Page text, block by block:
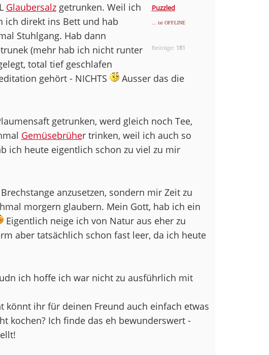
Puzzled
... ist OFFLINE
Beiträge: 181
Glaubersalzgetrunken. Weil ich
ich direkt ins Bett und hab
Stuhlgang. Hab dann
(mehr hab ich nicht runter
total tief geschlafen
gehört - NICHTS
Ausser das die
getrunken, werd gleich noch Tee,
Gemüsebrüher trinken, weil ich auch so
ich heute eigentlich schon zu viel zu mir
anzusetzen, sondern mir Zeit zu
morgern glaubern. Mein Gott, hab ich ein
Eigentlich neige ich von Natur aus eher zu
aber tatsächlich schon fast leer, da ich heute
ich hoffe ich war nicht zu ausführlich mit
könnt ihr für deinen Freund auch einfach etwas
kochen? Ich finde das eh bewunderswert -